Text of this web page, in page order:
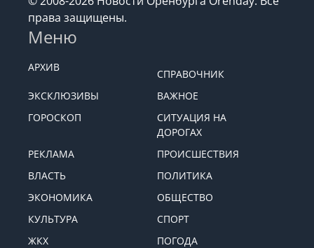
права защищены.
Меню
АРХИВ
СПРАВОЧНИК
ЭКСКЛЮЗИВЫ
ВАЖНОЕ
ГОРОСКОП
СИТУАЦИЯ НА
ДОРОГАХ
РЕКЛАМА
ПРОИСШЕСТВИЯ
ВЛАСТЬ
ПОЛИТИКА
ЭКОНОМИКА
ОБЩЕСТВО
КУЛЬТУРА
СПОРТ
ЖКХ
ПОГОДА